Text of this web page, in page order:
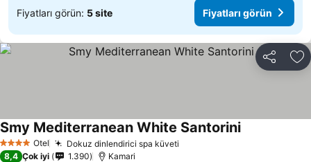
Fiyatları görün: 5 site Fiyatları görün
Paylaş
4 Yıldız Otel Dokuz dinlendirici spa küveti
Smy Mediterranean White Santorini
8,4 Çok iyi 1.390 Kamari